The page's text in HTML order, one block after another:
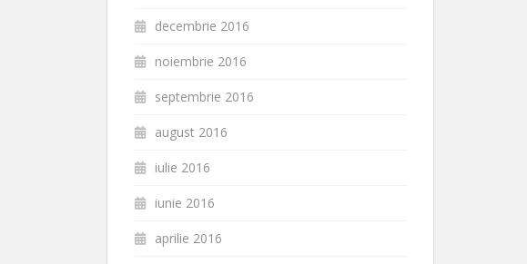
decembrie 2016
noiembrie 2016
septembrie 2016
august 2016
iulie 2016
iunie 2016
aprilie 2016